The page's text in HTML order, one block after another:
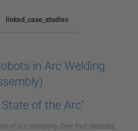
linked_case_studies
in Arc Welding
of the Arc"
of our company. Over four decades,